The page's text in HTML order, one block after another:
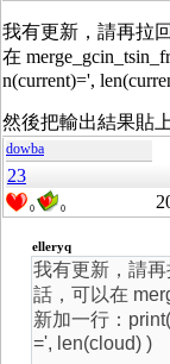
我有更新，請再拉
在
n(current)=',
然後把輸出結果貼
dowba
23
0 0
elleryq
我有更新，請
話，可以在
新加一行：
=', len(cloud) )